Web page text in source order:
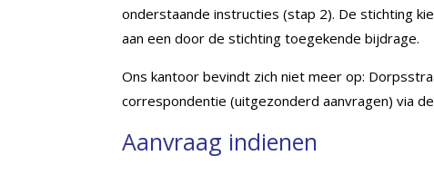
onderstaande instructies (stap 2). De stichting
aan een door de stichting toegekende bijdrage.
Ons kantoor bevindt zich niet meer op:
correspondentie (uitgezonderd aanvragen) via
Aanvraag indienen